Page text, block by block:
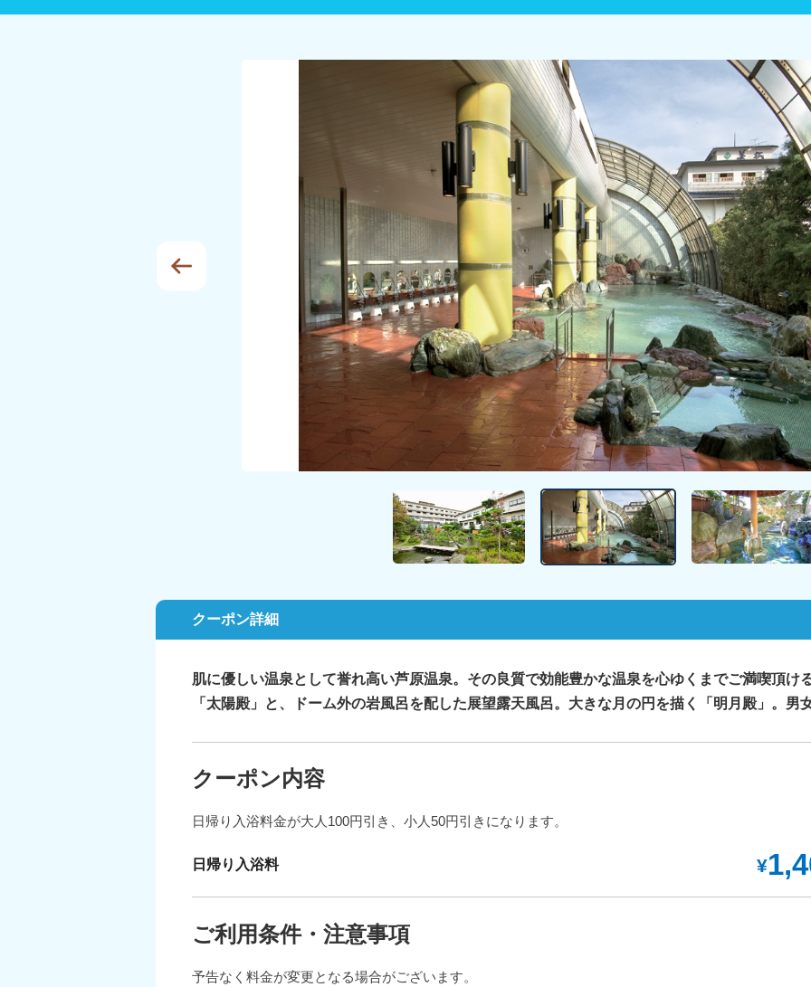
クーポン詳細
肌に優しい温泉として誉れ高い芦原温泉。その良質で効能豊かな温泉を心ゆくまでご満喫頂け
「太陽殿」と、ドーム外の岩風呂を配した展望露天風呂。大きな月の円を描く「明月殿」。男
クーポン内容
日帰り入浴料金が大人100円引き、小人50円引きになります。
日帰り入浴料 ¥
ご利用条件・注意事項
予告なく料金が変更となる場合がございます。